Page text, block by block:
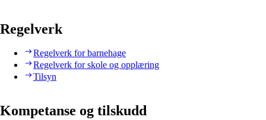
Regelverk
Regelverk for barnehage
Regelverk for skole og opplæring
Tilsyn
Kompetanse og tilskudd